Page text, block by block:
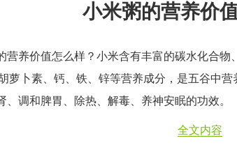
小米粥的营养价
营养价值怎么样？小米含有丰富的碳水化合
萝卜素、钙、铁、锌等营养成分，是五谷中
、调和脾胃、除热、解毒、养神安眠的功效。
全文内容